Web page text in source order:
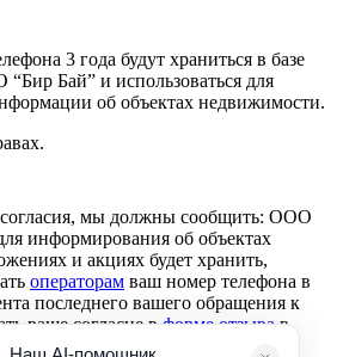
3 года будут храниться в базе
Бай” и использоваться для
об объектах недвижимости.
мы должны сообщить: ООО
информирования об объектах
и акциях будет хранить,
операторам ваш номер телефона в
последнего вашего обращения к
ваше согласие вформе отзывав